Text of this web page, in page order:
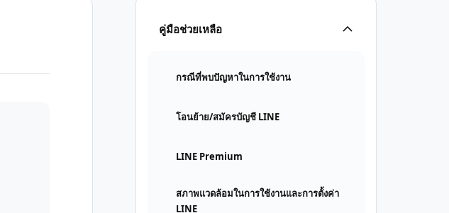
คู่มือช่วยเหลือ
กรณีที่พบปัญหาในการใช้งาน
โอนย้าย/สมัครบัญชี LINE
LINE Premium
สภาพแวดล้อมในการใช้งานและการตั้งค่า
LINE